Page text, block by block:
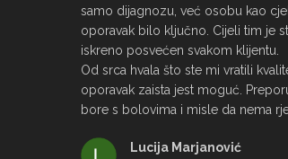
samo dijagnozu, već osobu kao
oporavak bilo ključno. Cijeli tim je
iskreno posvećen svakom klijentu.
Od srca hvala što ste mi vratili
oporavak zaista jest moguć.
bore s bolovima i misle da nema
Lucija Marjanović